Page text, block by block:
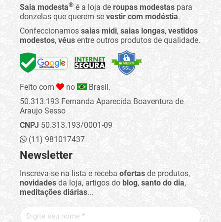
Saia modesta® é a loja de roupas modestas para
donzelas que querem se vestir com modéstia.
Confeccionamos saias midi, saias longas, vestidos
modestos, véus entre outros produtos de qualidade.
Feito com no
Brasil.
50.313.193 Fernanda Aparecida Boaventura de
Araujo Sesso
CNPJ50.313.193/0001-09
(11) 981017437
Newsletter
Inscreva-se na lista e receba ofertas de produtos,
novidades da loja, artigos do blog, santo do dia,
meditações diárias...